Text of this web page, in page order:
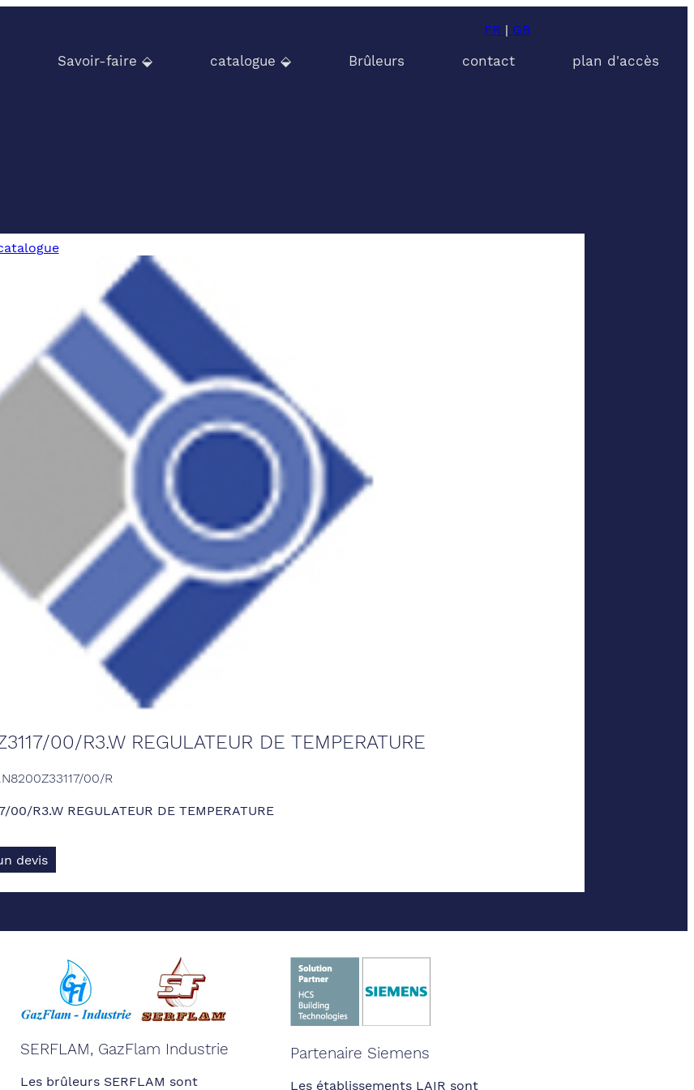
FR | GB
Savoir-faire ⬙ catalogue ⬙ Brûleurs contact plan d'accès
00/R3.W REGULATEUR DE TEMPERATURE
00/R
00/R3.W REGULATEUR DE TEMPERATURE
devis
SERFLAM, GazFlam Industrie
Les brûleurs SERFLAM sont
Partenaire Siemens
Les établissements LAIR sont